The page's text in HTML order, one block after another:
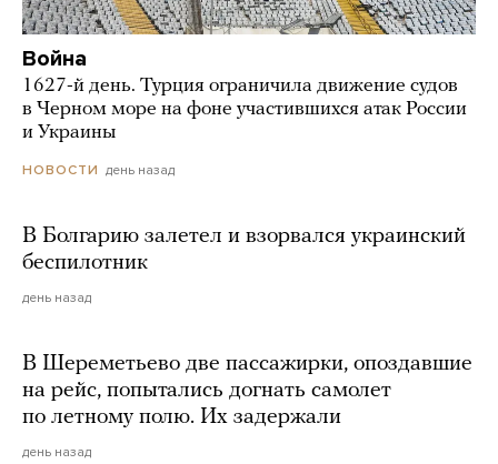
Война
1627-й день. Турция ограничила движение судов
в Черном море на фоне участившихся атак России
и Украины
НОВОСТИ день назад
В Болгарию залетел и взорвался украинский
беспилотник
день назад
В Шереметьево две пассажирки, опоздавшие
на рейс, попытались догнать самолет
по летному полю. Их задержали
день назад